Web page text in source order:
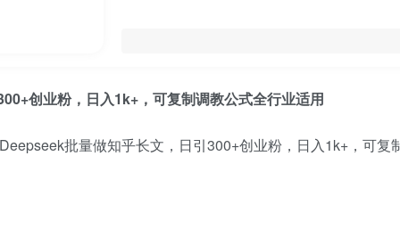
创业粉，日入1k+，可复制调教公式全行业适用